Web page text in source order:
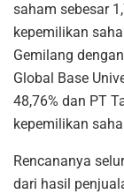
saham sebesar
kepemilikan
Gemilang
Global Base
48,76% dan PT
kepemilikan
Rencananya
dari hasil